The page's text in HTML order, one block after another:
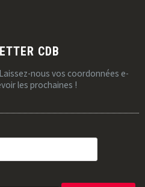
CDB
nous vos coordonnées e-
les prochaines !